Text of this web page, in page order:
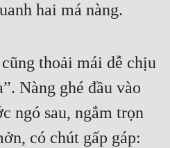
hai má nàng.
thoải mái dễ chịu
Nàng ghé đầu vào
ngó sau, ngắm trọn
có chút gấp gáp: